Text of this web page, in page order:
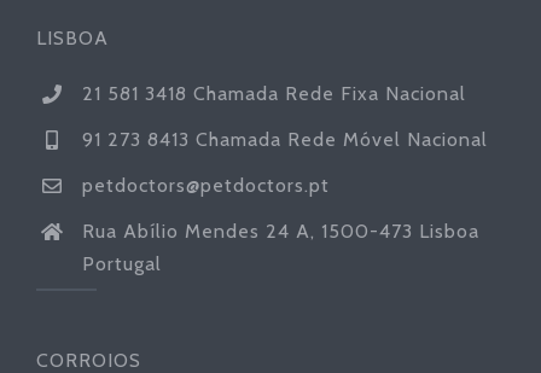
LISBOA
21 581 3418 Chamada Rede Fixa Nacional
91 273 8413 Chamada Rede Móvel Nacional
petdoctors@petdoctors.pt
Rua Abílio Mendes 24 A, 1500-473 Lisboa
Portugal
CORROIOS